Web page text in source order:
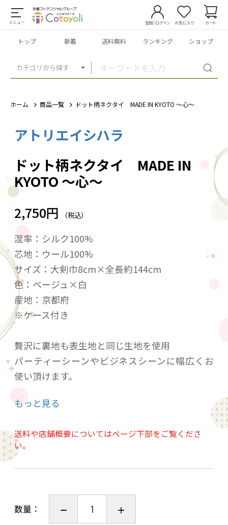
メニュー
カテゴリから探す
登録/ログイン お気に入り カート
トップ 新着 送料無料 ランキング ショップ
ホーム 商品一覧 ドット柄ネクタイ MADE IN KYOTO 〜心〜
アトリエイシハラ
ドット柄ネクタイ MADE IN
KYOTO 〜心〜
2,750円 （税込）
混率：シルク100%
芯地：ウール100%
サイズ：大剣巾8cm×全長約144cm
色：ベージュ×白
産地：京都府
※ケース付き
贅沢に裏地も表生地と同じ生地を使用
パーティーシーンやビジネスシーンに幅広くお
使い頂けます。
HAND MADEの為多少のサイズ誤差があります。
シルク製品は非常にデリケートな為、引っ掛か
り、色落ち等ご注意ください。
現物と写真の多少色が違う場合がございます。
もっと見る
送料や店舗概要についてはページ下部をご覧くださ
い。
数量：